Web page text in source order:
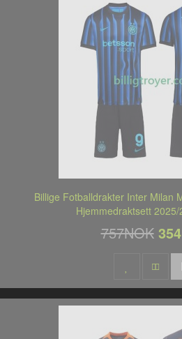
Billige Fotballdrakter Inter Milan
Hjemmedraktsett
757NOK